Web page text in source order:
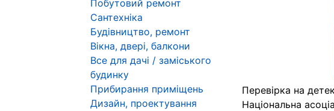
Перевірка на
Національна
Побутовий ремонт
Сантехніка
Будівництво, ремонт
Вікна, двері, балкони
Все для дачі / заміського
будинку
Прибирання приміщень
Дизайн, проектування